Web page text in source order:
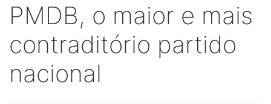
PMDB, o maior e mais
contraditório partido
nacional